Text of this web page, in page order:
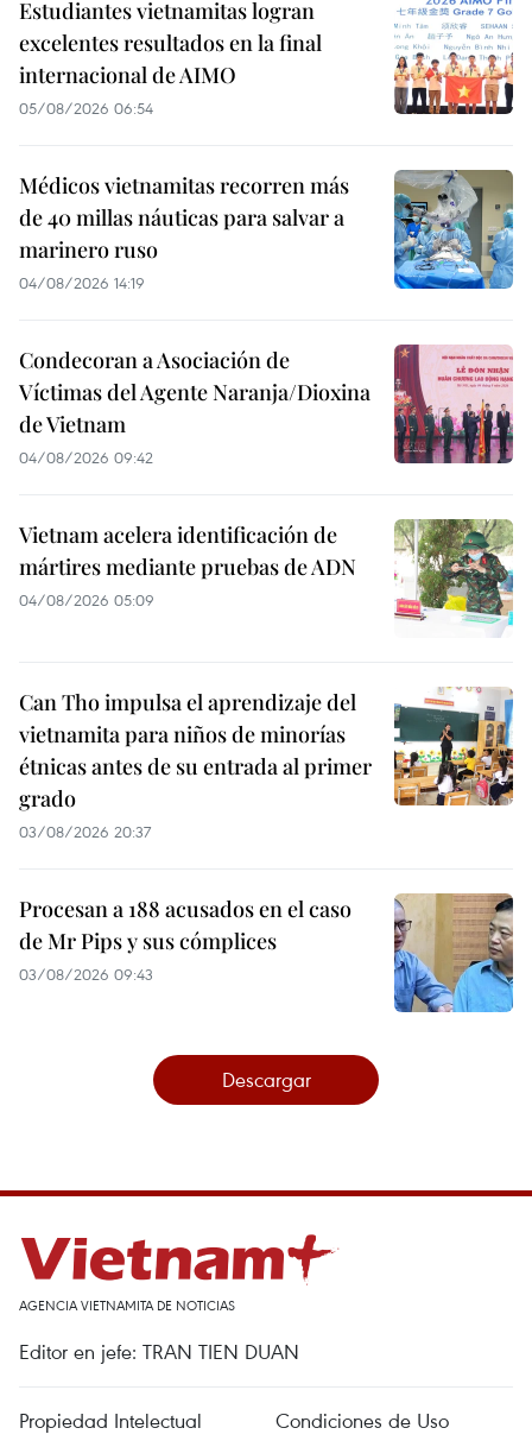
Estudiantes vietnamitas logran
excelentes resultados en la final
internacional de AIMO
05/08/2026 06:54
Médicos vietnamitas recorren más
de 40 millas náuticas para salvar a
marinero ruso
04/08/2026 14:19
Condecoran a Asociación de
Víctimas del Agente Naranja/Dioxina
de Vietnam
04/08/2026 09:42
Vietnam acelera identificación de
mártires mediante pruebas de ADN
04/08/2026 05:09
Can Tho impulsa el aprendizaje del
vietnamita para niños de minorías
étnicas antes de su entrada al primer
grado
03/08/2026 20:37
Procesan a 188 acusados en el caso
de Mr Pips y sus cómplices
03/08/2026 09:43
Descargar
AGENCIA VIETNAMITA DE NOTICIAS
Editor en jefe: TRAN TIEN DUAN
Propiedad Intelectual Condiciones de Uso